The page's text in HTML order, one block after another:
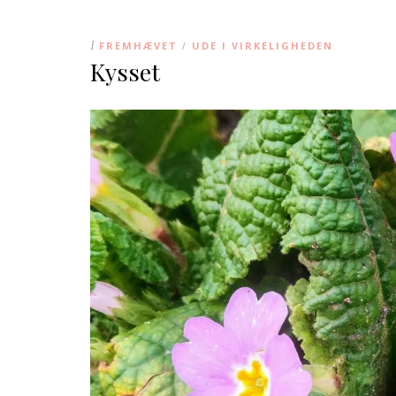
I FREMHÆVET / UDE I VIRKELIGHEDEN
Kysset